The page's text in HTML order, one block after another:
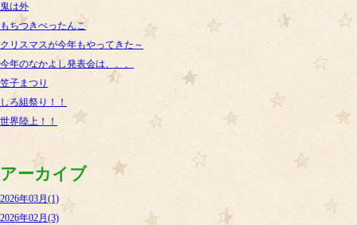
鬼は外
もちつきぺったんこ
クリスマスが今年もやってきた～
今年のなかよし発表会は、、、
笠子まつり
しろ組祭り！！
世界陸上！！
アーカイブ
2026年03月(1)
2026年02月(3)